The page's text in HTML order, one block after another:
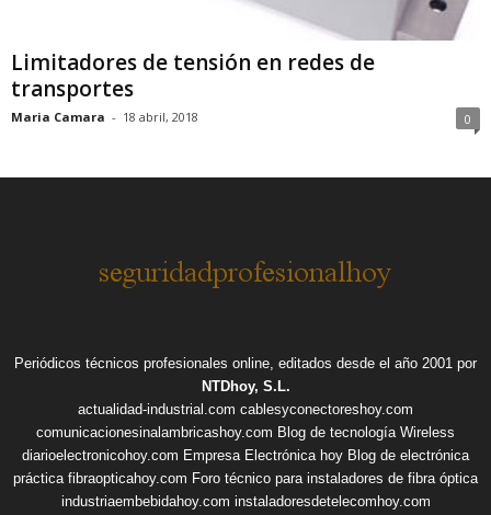
Limitadores de tensión en redes de
transportes
Maria Camara - 18 abril, 2018 0
Periódicos técnicos profesionales online, editados desde el año 2001 por
NTDhoy, S.L.
actualidad-industrial.com cablesyconectoreshoy.com
comunicacionesinalambricashoy.com Blog de tecnología Wireless
diarioelectronicohoy.com Empresa Electrónica hoy Blog de electrónica
práctica fibraopticahoy.com Foro técnico para instaladores de fibra óptica
industriaembebidahoy.com instaladoresdetelecomhoy.com